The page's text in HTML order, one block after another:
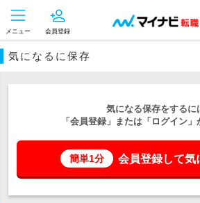
メニュー 会員登録
気になるに保存
気になる保存をするに
「会員登録」または「ログイン」
簡単1分 会員登録して気